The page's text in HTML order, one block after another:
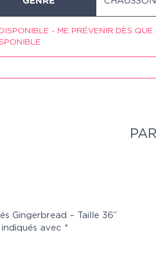
- ME PRÉVENIR DÈS
Gingerbread – Taille 36”
avec *